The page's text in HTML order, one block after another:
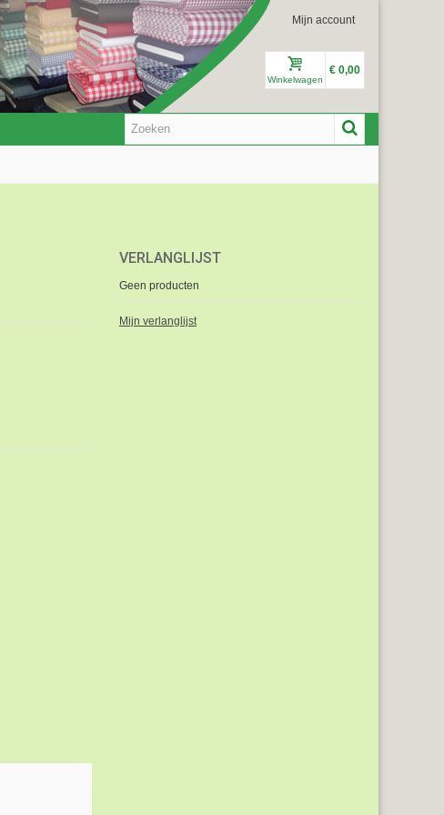
Mijn account
Winkelwagen
€ 0,00
VERLANGLIJST
Geen producten
Mijn verlanglijst